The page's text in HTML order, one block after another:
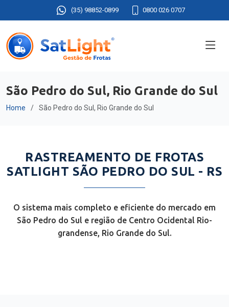
(35) 98852-0899 0800 026 0707
São Pedro do Sul, Rio Grande do Sul
Home São Pedro do Sul, Rio Grande do Sul
RASTREAMENTO DE FROTAS
SATLIGHT SÃO PEDRO DO SUL - RS
O sistema mais completo e eficiente do mercado em
São Pedro do Sul e região de Centro Ocidental Rio-
grandense, Rio Grande do Sul.